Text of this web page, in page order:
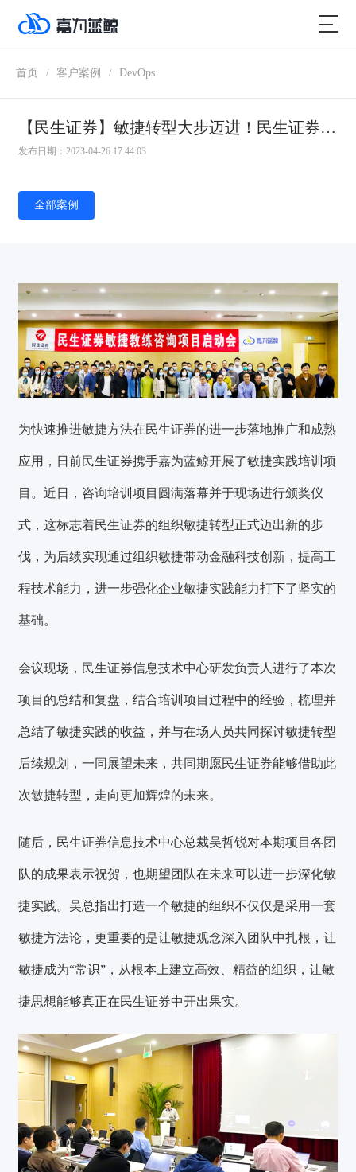
首页 / 客户案例 / DevOps
【民生证券】敏捷转型大步迈进！民生证券敏捷实践培训圆满结束！
发布日期：2023-04-26 17:44:03
全部案例
为快速推进敏捷方法在民生证券的进一步落地推广和成熟
应用，日前民生证券携手嘉为蓝鲸开展了敏捷实践培训项
目。近日，咨询培训项目圆满落幕并于现场进行颁奖仪
式，这标志着民生证券的组织敏捷转型正式迈出新的步
伐，为后续实现通过组织敏捷带动金融科技创新，提高工
程技术能力，进一步强化企业敏捷实践能力打下了坚实的
基础。
会议现场，民生证券信息技术中心研发负责人进行了本次
项目的总结和复盘，结合培训项目过程中的经验，梳理并
总结了敏捷实践的收益，并与在场人员共同探讨敏捷转型
后续规划，一同展望未来，共同期愿民生证券能够借助此
次敏捷转型，走向更加辉煌的未来。
随后，民生证券信息技术中心总裁吴哲锐对本期项目各团
队的成果表示祝贺，也期望团队在未来可以进一步深化敏
捷实践。吴总指出打造一个敏捷的组织不仅仅是采用一套
敏捷方法论，更重要的是让敏捷观念深入团队中扎根，让
敏捷成为“常识”，从根本上建立高效、精益的组织，让敏
捷思想能够真正在民生证券中开出果实。